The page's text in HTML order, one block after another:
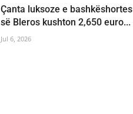
Çanta luksoze e bashkëshortes
së Bleros kushton 2,650 euro...
Jul 6, 2026